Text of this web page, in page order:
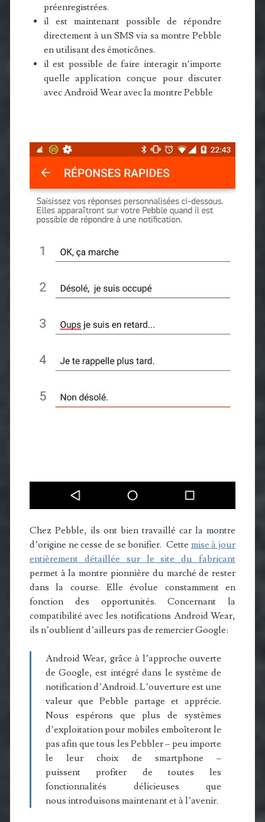
préenregistrées.
il est maintenant possible de répondre
directement à un SMS via sa montre Pebble
en utilisant des émoticônes.
il est possible de faire interagir n’importe
quelle application conçue pour discuter
avec Android Wear avec la montre Pebble
Chez Pebble, ils ont bien travaillé car la montre
d’origine ne cesse de se bonifier. Cette mise à jour
entièrement détaillée sur le site du fabricant
permet à la montre pionnière du marché de rester
dans la course. Elle évolue constamment en
fonction des opportunités. Concernant la
compatibilité avec les notifications Android Wear,
ils n’oublient d’ailleurs pas de remercier Google:
Android Wear, grâce à l’approche ouverte
de Google, est intégré dans le système de
notification d’Android. L’ouverture est une
valeur que Pebble partage et apprécie.
Nous espérons que plus de systèmes
d’exploitation pour mobiles emboîteront le
pas afin que tous les Pebbler – peu importe
le leur choix de smartphone –
puissent profiter de toutes les
fonctionnalités délicieuses que
nous introduisons maintenant et à l’avenir.